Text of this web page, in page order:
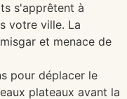
s'apprêtent à
votre ville. La
et menace de
pour déplacer le
plateaux avant la